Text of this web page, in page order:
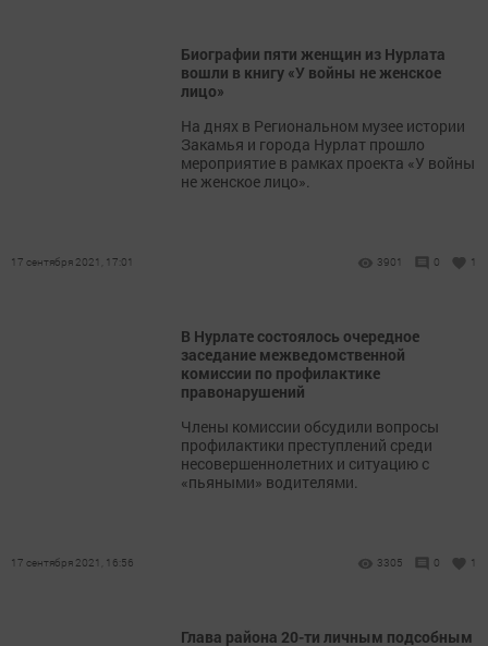
Биографии пяти женщин из Нурлата
вошли в книгу «У войны не женское
лицо»
На днях в Региональном музее истории
Закамья и города Нурлат прошло
мероприятие в рамках проекта «У войны
не женское лицо».
17 сентября 2021, 17:01 3901 0 1
В Нурлате состоялось очередное
заседание межведомственной
комиссии по профилактике
правонарушений
Члены комиссии обсудили вопросы
профилактики преступлений среди
несовершеннолетних и ситуацию с
«пьяными» водителями.
17 сентября 2021, 16:56 3305 0 1
Глава района 20-ти личным подсобным